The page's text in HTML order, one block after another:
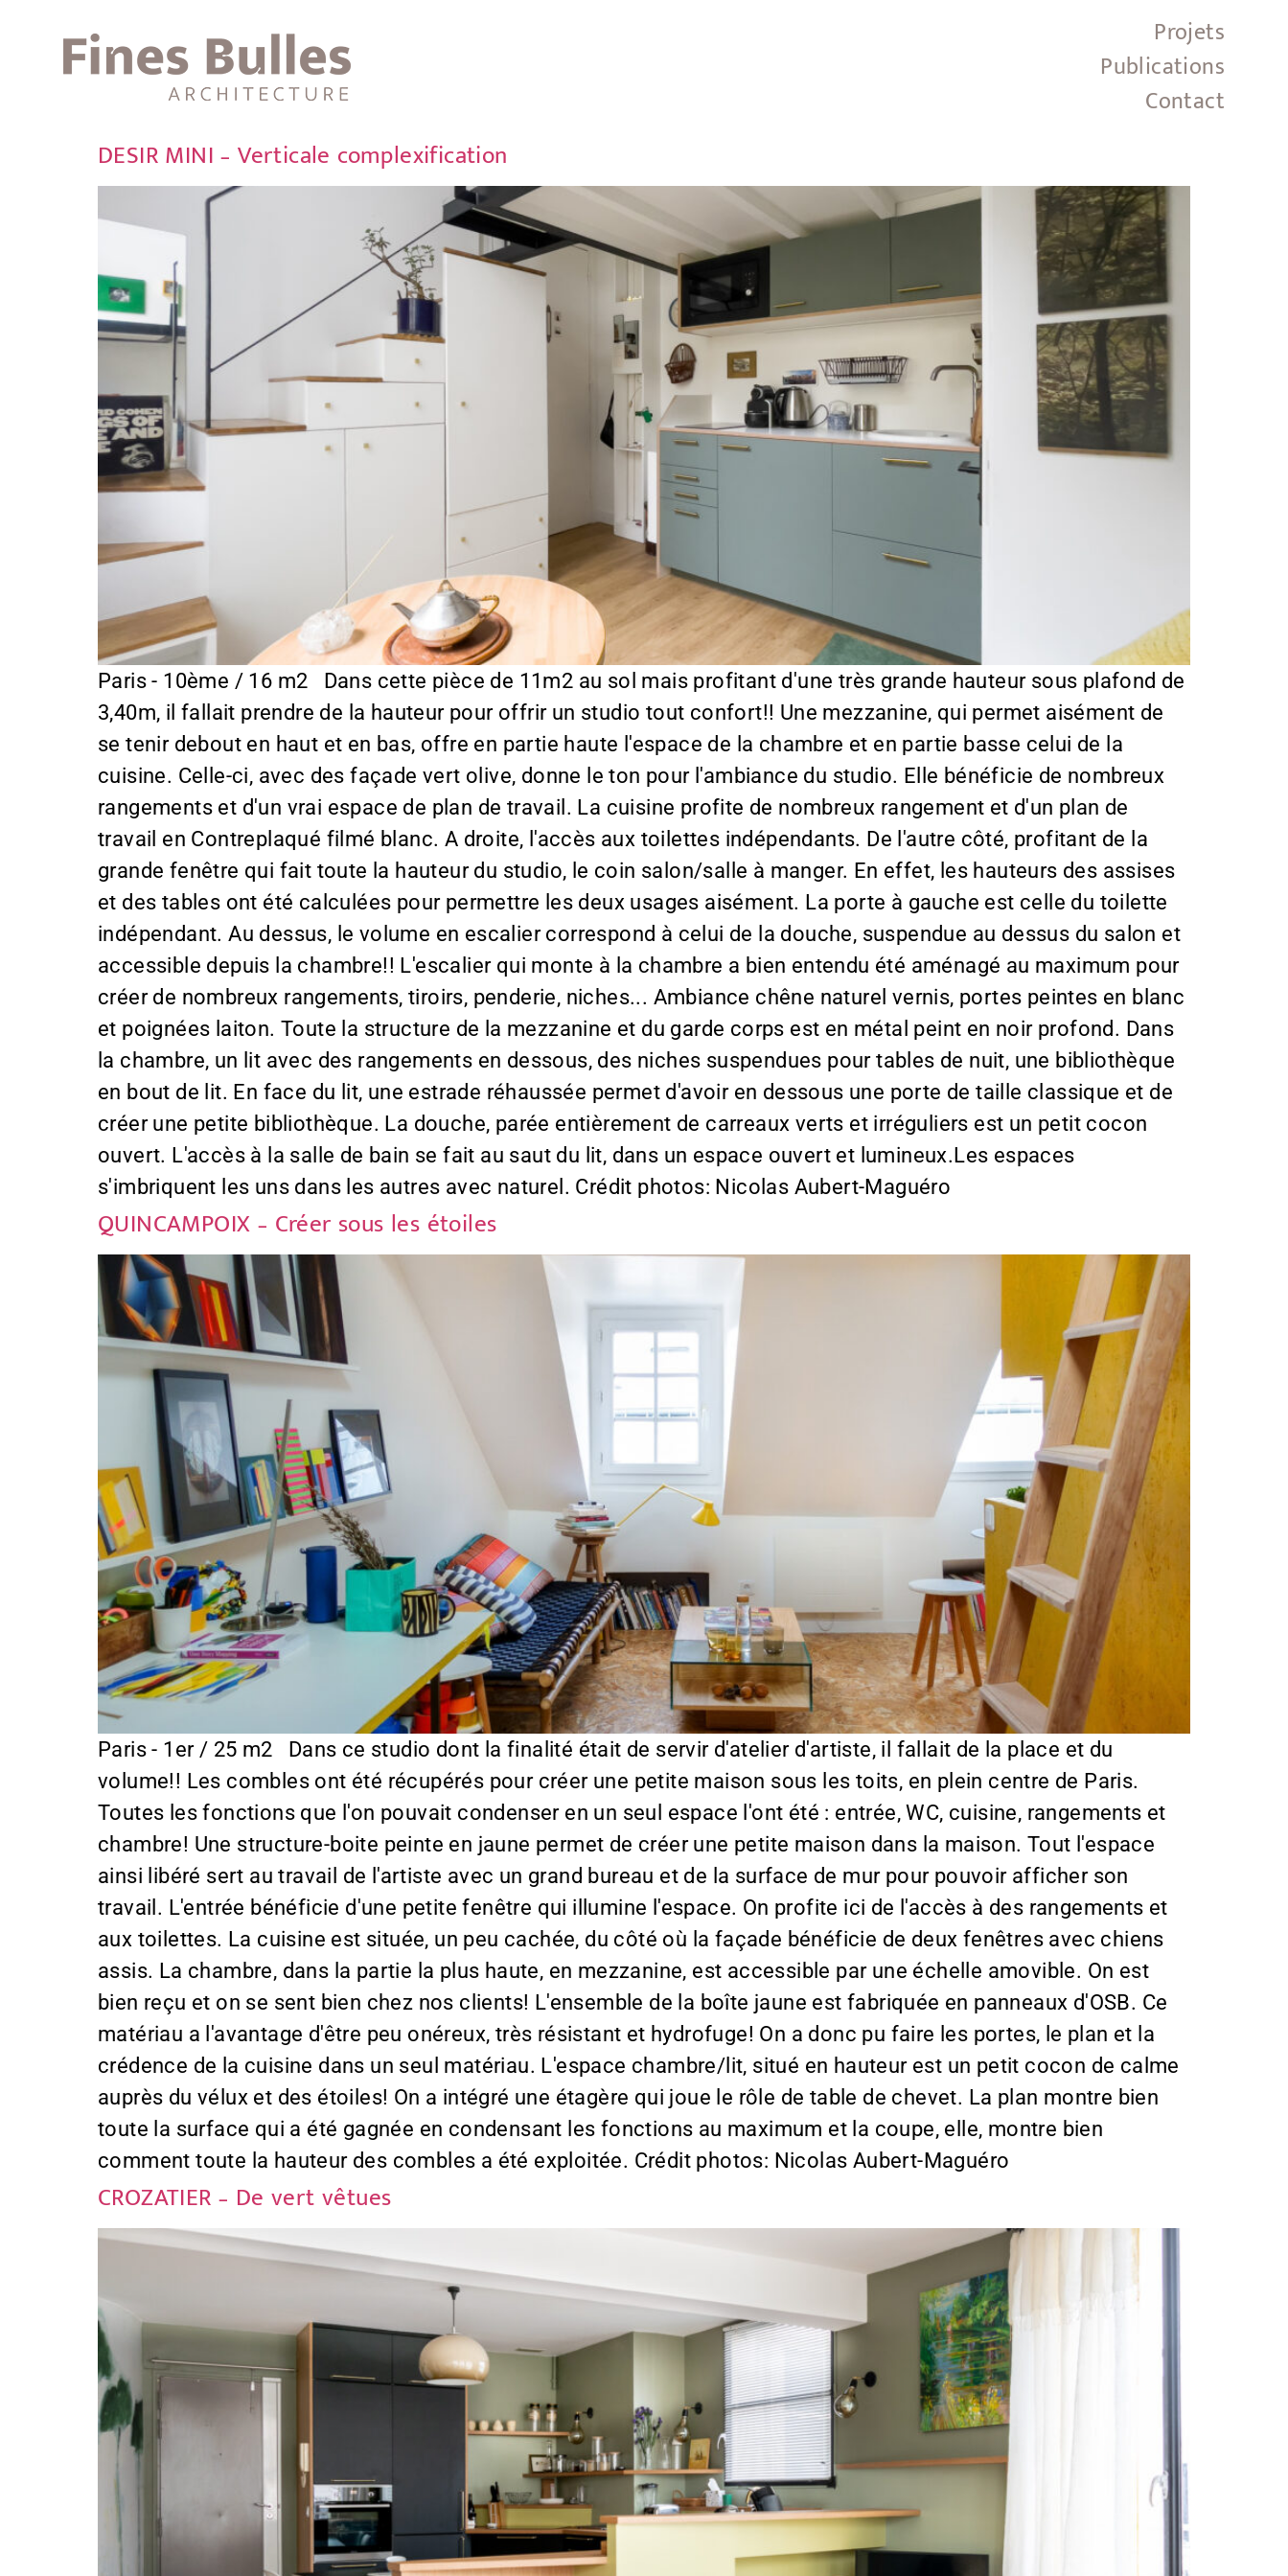
Projets
Publications
Contact
DESIR MINI – Verticale complexification
Paris - 10ème / 16 m2 Dans cette pièce de 11m2 au sol mais profitant d'une très grande hauteur sous plafond de
3,40m, il fallait prendre de la hauteur pour offrir un studio tout confort!! Une mezzanine, qui permet aisément de
se tenir debout en haut et en bas, offre en partie haute l'espace de la chambre et en partie basse celui de la
cuisine. Celle-ci, avec des façade vert olive, donne le ton pour l'ambiance du studio. Elle bénéficie de nombreux
rangements et d'un vrai espace de plan de travail. La cuisine profite de nombreux rangement et d'un plan de
travail en Contreplaqué filmé blanc. A droite, l'accès aux toilettes indépendants. De l'autre côté, profitant de la
grande fenêtre qui fait toute la hauteur du studio, le coin salon/salle à manger. En effet, les hauteurs des assises
et des tables ont été calculées pour permettre les deux usages aisément. La porte à gauche est celle du toilette
indépendant. Au dessus, le volume en escalier correspond à celui de la douche, suspendue au dessus du salon et
accessible depuis la chambre!! L'escalier qui monte à la chambre a bien entendu été aménagé au maximum pour
créer de nombreux rangements, tiroirs, penderie, niches... Ambiance chêne naturel vernis, portes peintes en blanc
et poignées laiton. Toute la structure de la mezzanine et du garde corps est en métal peint en noir profond. Dans
la chambre, un lit avec des rangements en dessous, des niches suspendues pour tables de nuit, une bibliothèque
en bout de lit. En face du lit, une estrade réhaussée permet d'avoir en dessous une porte de taille classique et de
créer une petite bibliothèque. La douche, parée entièrement de carreaux verts et irréguliers est un petit cocon
ouvert. L'accès à la salle de bain se fait au saut du lit, dans un espace ouvert et lumineux.Les espaces
s'imbriquent les uns dans les autres avec naturel. Crédit photos: Nicolas Aubert-Maguéro
QUINCAMPOIX – Créer sous les étoiles
Paris - 1er / 25 m2 Dans ce studio dont la finalité était de servir d'atelier d'artiste, il fallait de la place et du
volume!! Les combles ont été récupérés pour créer une petite maison sous les toits, en plein centre de Paris.
Toutes les fonctions que l'on pouvait condenser en un seul espace l'ont été : entrée, WC, cuisine, rangements et
chambre! Une structure-boite peinte en jaune permet de créer une petite maison dans la maison. Tout l'espace
ainsi libéré sert au travail de l'artiste avec un grand bureau et de la surface de mur pour pouvoir afficher son
travail. L'entrée bénéficie d'une petite fenêtre qui illumine l'espace. On profite ici de l'accès à des rangements et
aux toilettes. La cuisine est située, un peu cachée, du côté où la façade bénéficie de deux fenêtres avec chiens
assis. La chambre, dans la partie la plus haute, en mezzanine, est accessible par une échelle amovible. On est
bien reçu et on se sent bien chez nos clients! L'ensemble de la boîte jaune est fabriquée en panneaux d'OSB. Ce
matériau a l'avantage d'être peu onéreux, très résistant et hydrofuge! On a donc pu faire les portes, le plan et la
crédence de la cuisine dans un seul matériau. L'espace chambre/lit, situé en hauteur est un petit cocon de calme
auprès du vélux et des étoiles! On a intégré une étagère qui joue le rôle de table de chevet. La plan montre bien
toute la surface qui a été gagnée en condensant les fonctions au maximum et la coupe, elle, montre bien
comment toute la hauteur des combles a été exploitée. Crédit photos: Nicolas Aubert-Maguéro
CROZATIER – De vert vêtues